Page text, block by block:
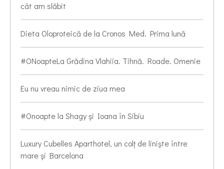
cât am slăbit
Dieta Oloproteică de la Cronos Med. Prima lună
#ONoapteLa Grădina Vlahiia. Tihnă. Roade. Omenie
Eu nu vreau nimic de ziua mea
#Onoapte la Shagy și Ioana în Sibiu
Luxury Cubelles Aparthotel, un colț de liniște între
mare și Barcelona